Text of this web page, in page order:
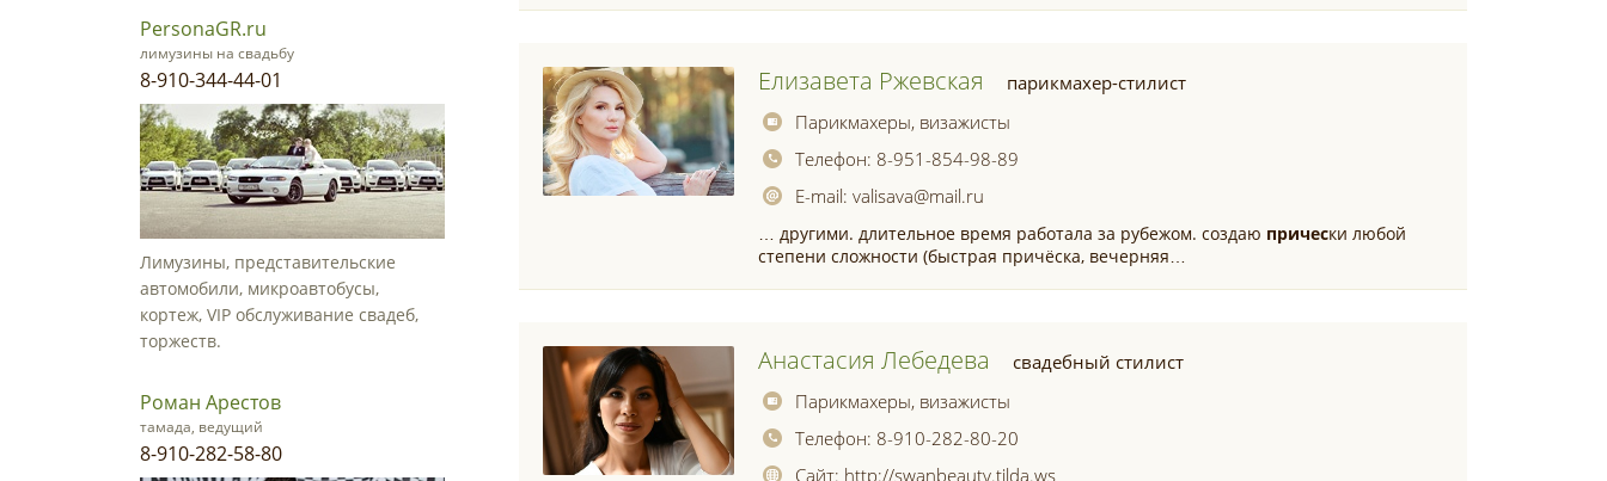
Елизавета Ржевская
парикмахер-стилист
Парикмахеры, визажисты
Телефон: 8-951-854-98-89
E-mail:valisava@mail.ru
… другими. длительное время работала за рубежом. создаю прически любой
степени сложности (быстрая причёска, вечерняя…
Анастасия Лебедева
свадебный стилист
Парикмахеры, визажисты
Телефон: 8-910-282-80-20
Сайт: http://swanbeauty.tilda.ws
PersonaGR.ru
лимузины на свадьбу
8-910-344-44-01
Лимузины, представительские
автомобили, микроавтобусы,
кортеж, VIP обслуживание свадеб,
торжеств.
Роман Арестов
тамада, ведущий
8-910-282-58-80